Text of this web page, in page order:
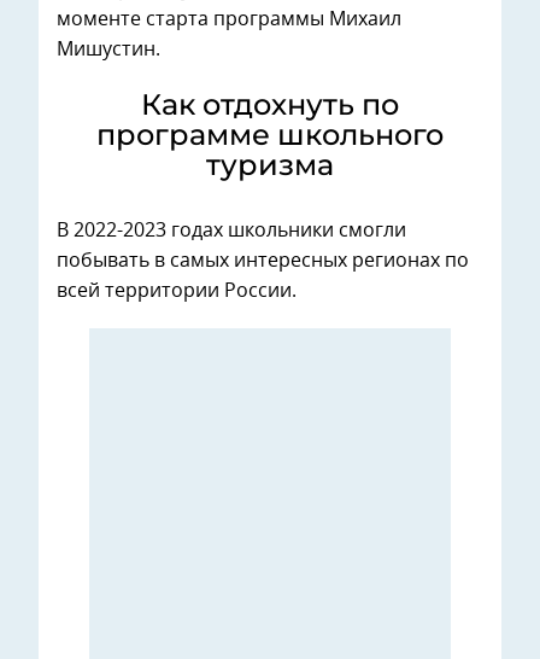
моменте старта программы Михаил
Мишустин.
Как отдохнуть по
программе школьного
туризма
В 2022-2023 годах школьники смогли
побывать в самых интересных регионах по
всей территории России.